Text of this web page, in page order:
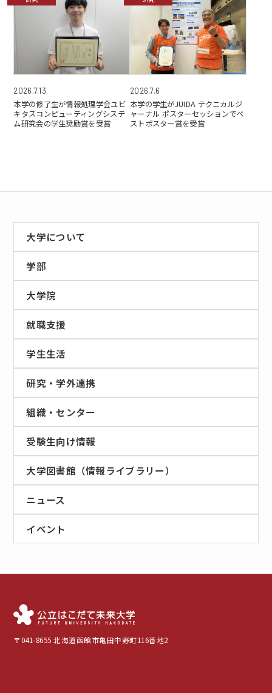
2026.7.13
本学の修了生が情報処理学会ユビ
キタスコンピューティングシステ
ム研究会の学生奨励賞を受賞
2026.7.6
本学の学生がJUIDA テクニカルジ
ャーナル ポスターセッションでベ
ストポスター賞を受賞
大学について
学部
大学院
就職支援
学生生活
研究・学外連携
組織・センター
受験生向け情報
大学図書館（情報ライブラリー）
ニュース
イベント
〒041-8655 北海道函館市亀田中野町116番地2